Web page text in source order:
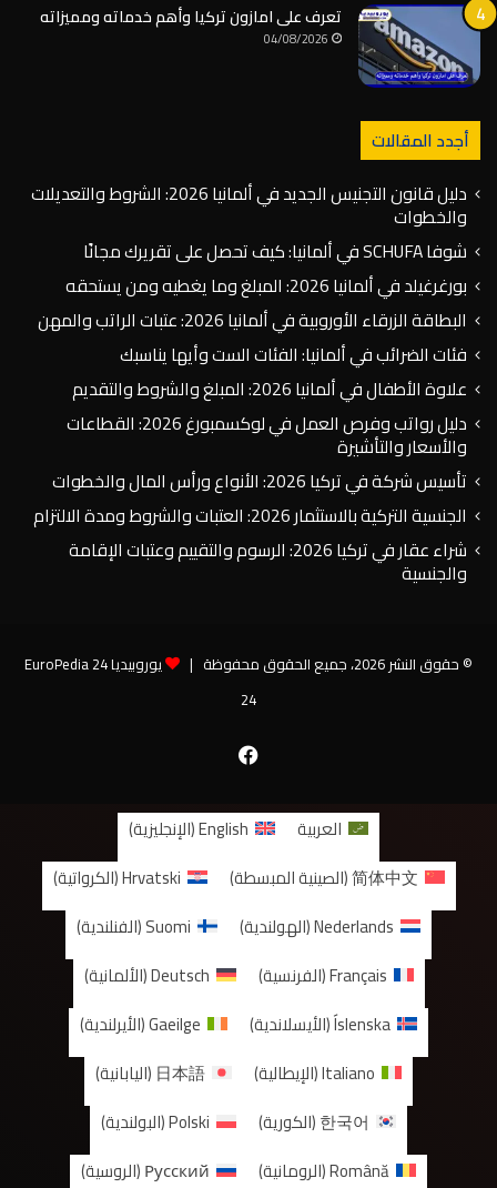
تعرف على امازون تركيا وأهم خدماته ومميزاته
04/08/2026
أجدد المقالات
دليل قانون التجنيس الجديد في ألمانيا 2026: الشروط والتعديلات
والخطوات
شوفا SCHUFA في ألمانيا: كيف تحصل على تقريرك مجانًا
بورغرغيلد في ألمانيا 2026: المبلغ وما يغطيه ومن يستحقه
البطاقة الزرقاء الأوروبية في ألمانيا 2026: عتبات الراتب والمهن
فئات الضرائب في ألمانيا: الفئات الست وأيها يناسبك
علاوة الأطفال في ألمانيا 2026: المبلغ والشروط والتقديم
دليل رواتب وفرص العمل في لوكسمبورغ 2026: القطاعات
والأسعار والتأشيرة
تأسيس شركة في تركيا 2026: الأنواع ورأس المال والخطوات
الجنسية التركية بالاستثمار 2026: العتبات والشروط ومدة الالتزام
شراء عقار في تركيا 2026: الرسوم والتقييم وعتبات الإقامة
والجنسية
© حقوق النشر 2026، جميع الحقوق محفوظة |
يوروبيديا 24 EuroPedia
24
العربية English
(الإنجليزية)
简体中文
(الصينية المبسطة)
Hrvatski
(الكرواتية)
Nederlands
(الهولندية)
Suomi
(الفنلندية)
Français
(الفرنسية)
Deutsch
(الألمانية)
Íslenska
(الأيسلاندية)
Gaeilge
(الأيرلندية)
Italiano
(الإيطالية)
日本語
(اليابانية)
한국어
(الكورية)
Polski
(البولندية)
Română
(الرومانية)
Русский
(الروسية)